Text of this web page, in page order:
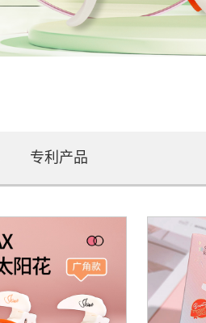
专利产品